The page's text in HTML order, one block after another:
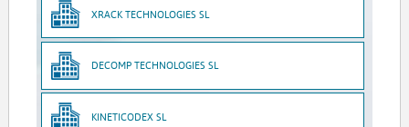
XRACK TECHNOLOGIES SL
DECOMP TECHNOLOGIES SL
KINETICODEX SL